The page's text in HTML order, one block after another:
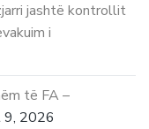
jashtë kontrollit
i
të FA –
9, 2026